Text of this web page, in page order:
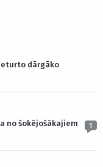
dārgāko
no šokējošākajiem
1